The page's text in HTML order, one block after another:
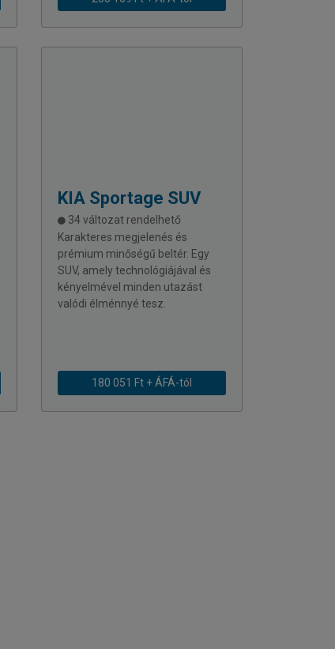
KIA Sportage SUV
34 változat rendelhető
Karakteres megjelenés és
prémium minőségű beltér. Egy
SUV, amely technológiájával és
kényelmével minden utazást
valódi élménnyé tesz.
180 051 Ft + ÁFÁ-tól